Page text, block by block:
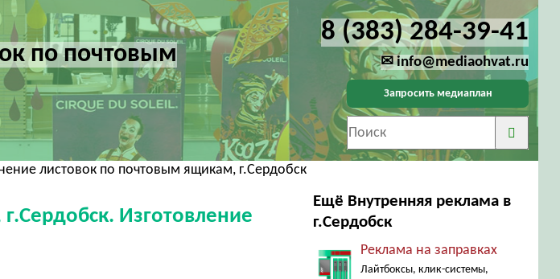
по почтовым
8 (383) 284-39-41
✉ info@mediaohvat.ru
Запросить медиаплан
листовок по почтовым ящикам, г.Сердобск
Изготовление
Ещё Внутренняя реклама в
г.Сердобск
Реклама на заправках
Лайтбоксы, клик-системы,